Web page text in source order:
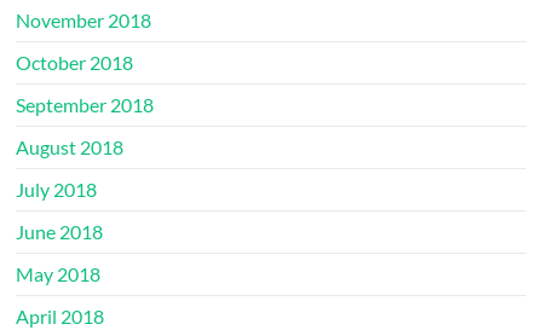
November 2018
October 2018
September 2018
August 2018
July 2018
June 2018
May 2018
April 2018